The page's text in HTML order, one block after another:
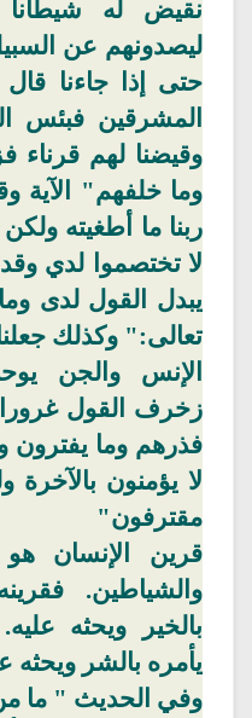
نقيض له
ليصدونهم عن
حتى إذا جاءنا
المشرقين فبئس
وقيضنا لهم قرناء
وماخلفهم" الآية
ربنا ما أطغيته
لا تختصموا لدي
يبدل القول لدى
تعالى:" وكذلك
الإنس والجن
زخرف القول
فذرهم وما يفترون
لا يؤمنون بالآخرة
مقترفون"
قرين الإنسان
والشياطين.
بالخير ويحثه
يأمره بالشر ويحثه
وفي الحديث " ما